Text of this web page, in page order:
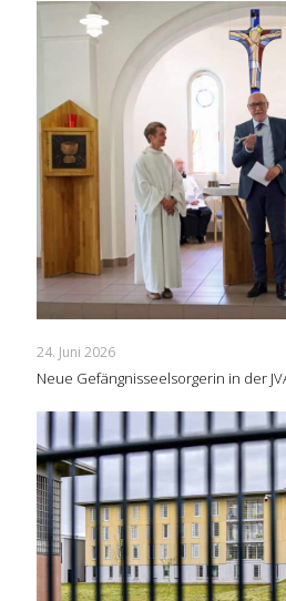
24. Juni 2026
Neue Gefängnisseelsorgerin in der